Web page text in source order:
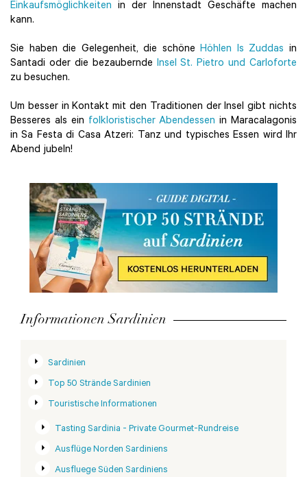
Einkaufsmöglichkeiten in der Innenstadt Geschäfte machen
kann.
Sie haben die Gelegenheit, die schöneHöhlen Is Zuddas in
Santadi oder die bezaubernde Insel St. Pietro und Carloforte
zu besuchen.
Um besser in Kontakt mit den Traditionen der Insel gibt nichts
Besseres als ein folkloristischer Abendessen in Maracalagonis
in Sa Festa di Casa Atzeri: Tanz und typisches Essen wird Ihr
Abend jubeln!
Informationen Sardinien
Sardinien
Top 50 Strände Sardinien
Touristische Informationen
Tasting Sardinia - Private Gourmet-Rundreise
Ausflüge Norden Sardiniens
Ausfluege Süden Sardiniens